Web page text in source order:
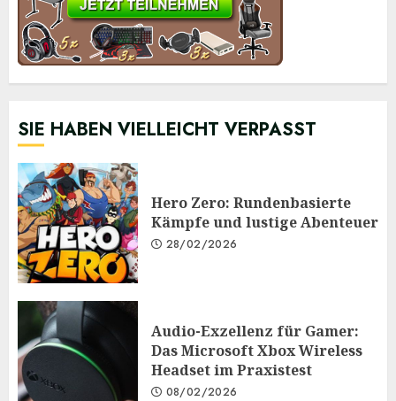
SIE HABEN VIELLEICHT VERPASST
Hero Zero: Rundenbasierte
Kämpfe und lustige Abenteuer
28/02/2026
Audio-Exzellenz für Gamer:
Das Microsoft Xbox Wireless
Headset im Praxistest
08/02/2026